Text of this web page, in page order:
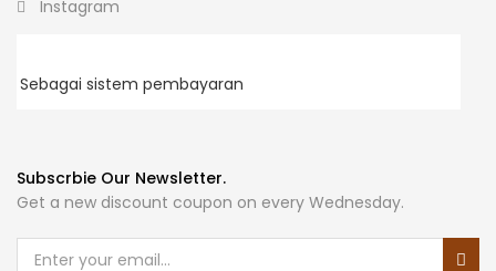
Instagram
Sebagai sistem pembayaran
Subscrbie Our Newsletter.
Get a new discount coupon on every Wednesday.